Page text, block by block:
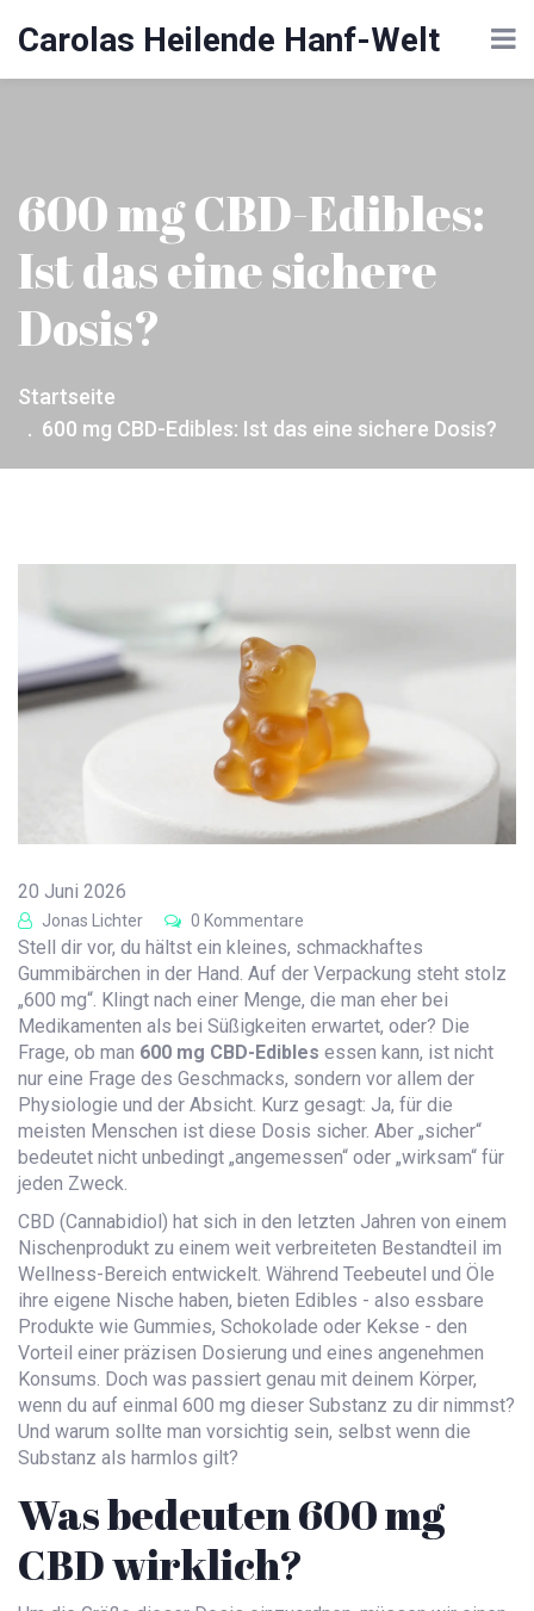
Carolas Heilende Hanf-Welt
600 mg CBD-Edibles:
Ist das eine sichere
Dosis?
Startseite
600 mg CBD-Edibles: Ist das eine sichere Dosis?
20 Juni 2026
Jonas Lichter 0 Kommentare
Stell dir vor, du hältst ein kleines, schmackhaftes
Gummibärchen in der Hand. Auf der Verpackung steht stolz
„600 mg“. Klingt nach einer Menge, die man eher bei
Medikamenten als bei Süßigkeiten erwartet, oder? Die
Frage, ob man 600 mg CBD-Edibles essen kann, ist nicht
nur eine Frage des Geschmacks, sondern vor allem der
Physiologie und der Absicht. Kurz gesagt: Ja, für die
meisten Menschen ist diese Dosis sicher. Aber „sicher“
bedeutet nicht unbedingt „angemessen“ oder „wirksam“ für
jeden Zweck.
CBD (Cannabidiol) hat sich in den letzten Jahren von einem
Nischenprodukt zu einem weit verbreiteten Bestandteil im
Wellness-Bereich entwickelt. Während Teebeutel und Öle
ihre eigene Nische haben, bieten Edibles - also essbare
Produkte wie Gummies, Schokolade oder Kekse - den
Vorteil einer präzisen Dosierung und eines angenehmen
Konsums. Doch was passiert genau mit deinem Körper,
wenn du auf einmal 600 mg dieser Substanz zu dir nimmst?
Und warum sollte man vorsichtig sein, selbst wenn die
Substanz als harmlos gilt?
Was bedeuten 600 mg
CBD wirklich?